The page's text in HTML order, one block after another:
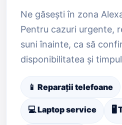
Ne găsești în zona
Pentru cazuri urgente,
suni înainte, ca să
disponibilitatea și
📱 Reparații telefoane
💻 Laptop service 🖥️